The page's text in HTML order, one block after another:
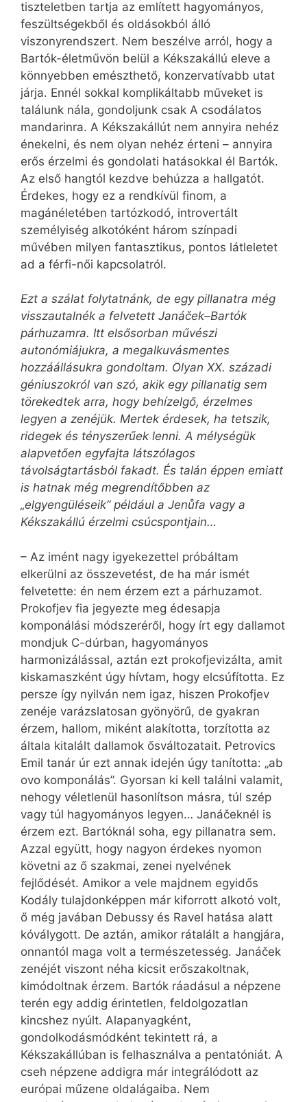
tiszteletben tartja az említett hagyományos,
feszültségekből és oldásokból álló
viszonyrendszert. Nem beszélve arról, hogy a
Bartók-életművön belül a Kékszakállú eleve a
könnyebben emészthető, konzervatívabb utat
járja. Ennél sokkal komplikáltabb műveket is
találunk nála, gondoljunk csak A csodálatos
mandarinra. A Kékszakállút nem annyira nehéz
énekelni, és nem olyan nehéz érteni – annyira
erős érzelmi és gondolati hatásokkal él Bartók.
Az első hangtól kezdve behúzza a hallgatót.
Érdekes, hogy ez a rendkívül finom, a
magánéletében tartózkodó, introvertált
személyiség alkotóként három színpadi
művében milyen fantasztikus, pontos látleletet
ad a férfi-női kapcsolatról.
Ezt a szálat folytatnánk, de egy pillanatra még
visszautalnék a felvetett Janáček–Bartók
párhuzamra. Itt elsősorban művészi
autonómiájukra, a megalkuvásmentes
hozzáállásukra gondoltam. Olyan XX. századi
géniuszokról van szó, akik egy pillanatig sem
törekedtek arra, hogy behízelgő, érzelmes
legyen a zenéjük. Mertek érdesek, ha tetszik,
ridegek és tényszerűek lenni. A mélységük
alapvetően egyfajta látszólagos
távolságtartásból fakadt. És talán éppen emiatt
is hatnak még megrendítőbben az
„elgyengüléseik” például a Jenůfa vagy a
Kékszakállú érzelmi csúcspontjain…
– Az imént nagy igyekezettel próbáltam
elkerülni az összevetést, de ha már ismét
felvetette: én nem érzem ezt a párhuzamot.
Prokofjev fia jegyezte meg édesapja
komponálási módszeréről, hogy írt egy dallamot
mondjuk C-dúrban, hagyományos
harmonizálással, aztán ezt prokofjevizálta, amit
kiskamaszként úgy hívtam, hogy elcsúfította. Ez
persze így nyilván nem igaz, hiszen Prokofjev
zenéje varázslatosan gyönyörű, de gyakran
érzem, hallom, miként alakította, torzította az
általa kitalált dallamok ősváltozatait. Petrovics
Emil tanár úr ezt annak idején úgy tanította: „ab
ovo komponálás”. Gyorsan ki kell találni valamit,
nehogy véletlenül hasonlítson másra, túl szép
vagy túl hagyományos legyen… Janáčeknél is
érzem ezt. Bartóknál soha, egy pillanatra sem.
Azzal együtt, hogy nagyon érdekes nyomon
követni az ő szakmai, zenei nyelvének
fejlődését. Amikor a vele majdnem egyidős
Kodály tulajdonképpen már kiforrott alkotó volt,
ő még javában Debussy és Ravel hatása alatt
kóválygott. De aztán, amikor rátalált a hangjára,
onnantól maga volt a természetesség. Janáček
zenéjét viszont néha kicsit erőszakoltnak,
kimódoltnak érzem. Bartók ráadásul a népzene
terén egy addig érintetlen, feldolgozatlan
kincshez nyúlt. Alapanyagként,
gondolkodásmódként tekintett rá, a
Kékszakállúban is felhasználva a pentatóniát. A
cseh népzene addigra már integrálódott az
európai műzene oldalágaiba. Nem